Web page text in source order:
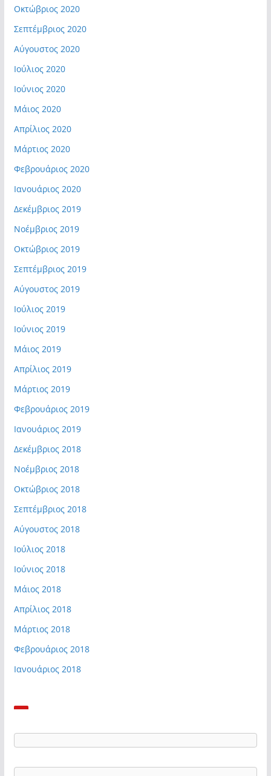
Οκτώβριος 2020
Σεπτέμβριος 2020
Αύγουστος 2020
Ιούλιος 2020
Ιούνιος 2020
Μάιος 2020
Απρίλιος 2020
Μάρτιος 2020
Φεβρουάριος 2020
Ιανουάριος 2020
Δεκέμβριος 2019
Νοέμβριος 2019
Οκτώβριος 2019
Σεπτέμβριος 2019
Αύγουστος 2019
Ιούλιος 2019
Ιούνιος 2019
Μάιος 2019
Απρίλιος 2019
Μάρτιος 2019
Φεβρουάριος 2019
Ιανουάριος 2019
Δεκέμβριος 2018
Νοέμβριος 2018
Οκτώβριος 2018
Σεπτέμβριος 2018
Αύγουστος 2018
Ιούλιος 2018
Ιούνιος 2018
Μάιος 2018
Απρίλιος 2018
Μάρτιος 2018
Φεβρουάριος 2018
Ιανουάριος 2018